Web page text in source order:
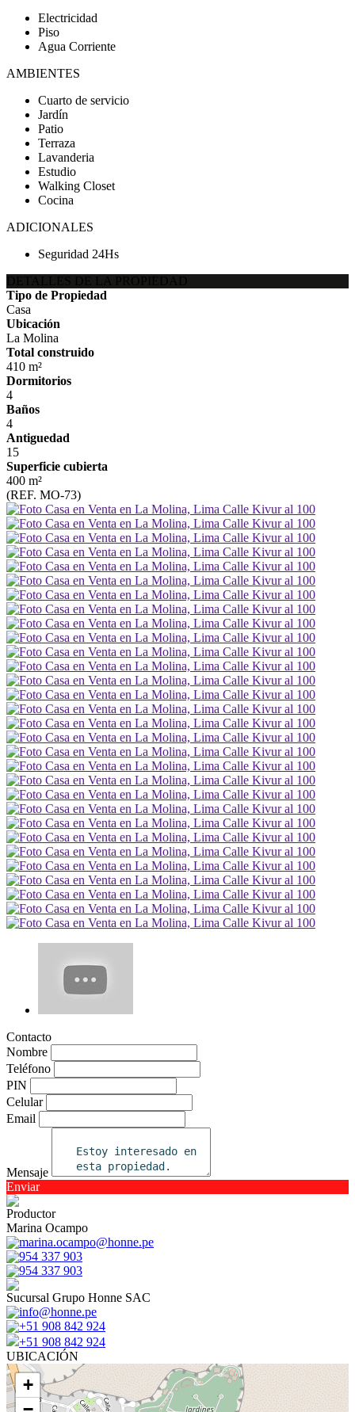
Electricidad
Piso
Agua Corriente
AMBIENTES
Cuarto de servicio
Jardín
Patio
Terraza
Lavanderia
Estudio
Walking Closet
Cocina
ADICIONALES
Seguridad 24Hs
Tipo de Propiedad
Casa
Ubicación
La Molina
Total construido
410 m²
Dormitorios
4
Baños
4
Antiguedad
15
Superficie cubierta
400 m²
(REF. MO-73)
Contacto
Nombre
Teléfono
PIN
Celular
Email
Mensaje
Enviar
Productor
Marina Ocampo
marina.ocampo@honne.pe
954 337 903
954 337 903
Sucursal Grupo Honne SAC
info@honne.pe
+51 908 842 924
+51 908 842 924
UBICACIÓN
+